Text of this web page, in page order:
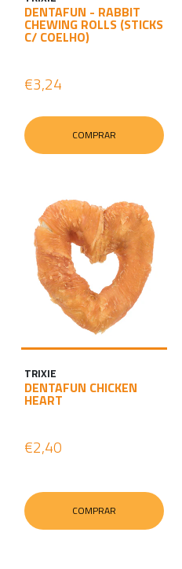
DENTAFUN - RABBIT
CHEWING ROLLS (STICKS
C/ COELHO)
€3,24
COMPRAR
TRIXIE
DENTAFUN CHICKEN
HEART
€2,40
COMPRAR